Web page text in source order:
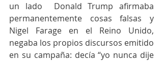
un lado  Donald Trump afirmaba
permanentemente cosas falsas y
Nigel Farage en el Reino Unido,
negaba los propios discursos emitido
en su campaña: decía “yo nunca dije